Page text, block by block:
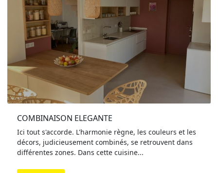
COMBINAISON ELEGANTE
Ici tout s'accorde. L'harmonie règne, les couleurs et les
décors, judicieusement combinés, se retrouvent dans
différentes zones. Dans cette cuisine...